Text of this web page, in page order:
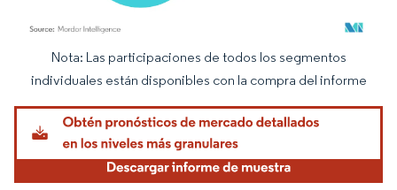
Imagen © Mordor Intelligence. El uso requiere atribución según CC BY 4.0.
Nota: Las participaciones de todos los segmentos
individuales están disponibles con la compra del informe